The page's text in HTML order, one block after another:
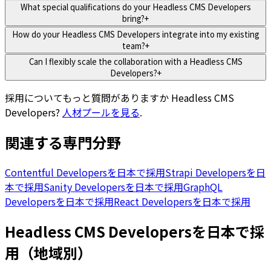
What special qualifications do your Headless CMS Developers
bring?+
How do your Headless CMS Developers integrate into my existing
team?+
Can I flexibly scale the collaboration with a Headless CMS
Developers?+
採用についてもっと質問がありますか Headless CMS
Developers? 人材プールを見る.
関連する専門分野
Contentful Developersを日本で採用Strapi Developersを日
本で採用Sanity Developersを日本で採用GraphQL
Developersを日本で採用React Developersを日本で採用
Headless CMS Developersを日本で採
用（地域別）